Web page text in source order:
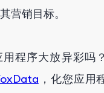
营销目标。
程序大放异彩吗
，化您应用